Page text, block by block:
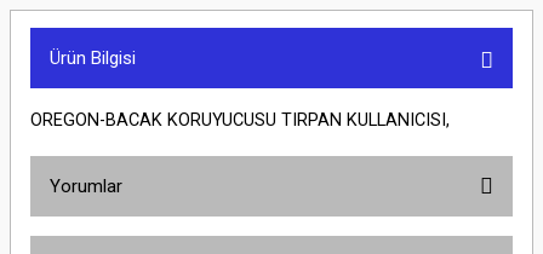
Ürün Bilgisi
OREGON-BACAK KORUYUCUSU TIRPAN KULLANICISI,
Yorumlar